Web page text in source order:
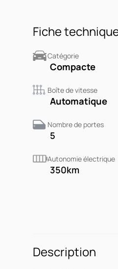
Fiche
Catégorie
Compacte
Boîte de vitesse
Automatique
Nombre de portes
5
Autonomie électrique
350km
Description